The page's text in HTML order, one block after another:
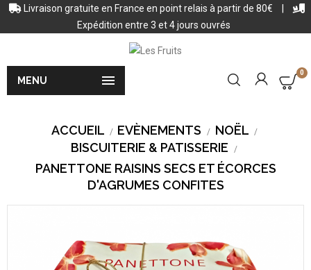
Livraison gratuite en France en point relais à partir de 80€
Expédition entre 3 et 4 jours ouvrés

MENU
0
ACCUEIL EVÈNEMENTS
NOËL
BISCUITERIE & PATISSERIE
PANETTONE RAISINS SECS ET ÉCORCES
D'AGRUMES CONFITES